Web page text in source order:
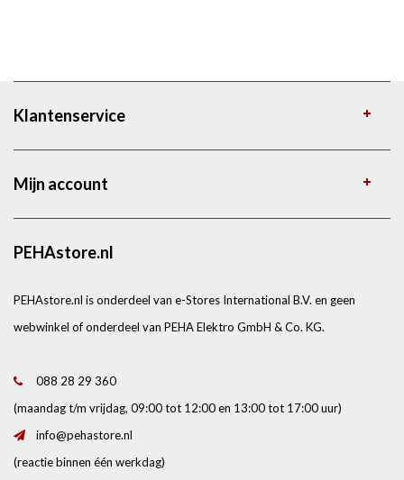
Klantenservice
Mijn account
PEHAstore.nl
PEHAstore.nl is onderdeel van e-Stores International B.V. en geen
webwinkel of onderdeel van PEHA Elektro GmbH & Co. KG.
088 28 29 360
(maandag t/m vrijdag, 09:00 tot 12:00 en 13:00 tot 17:00 uur)
info@pehastore.nl
(reactie binnen één werkdag)